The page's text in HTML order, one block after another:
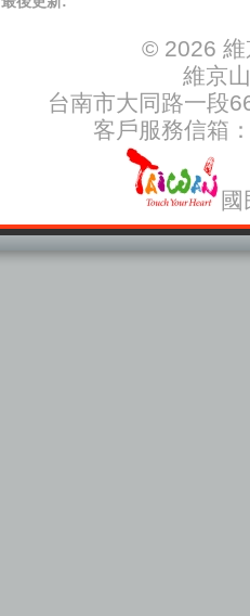
© 2026 維
維京
台南市大同路一段
客戶服務信箱
國